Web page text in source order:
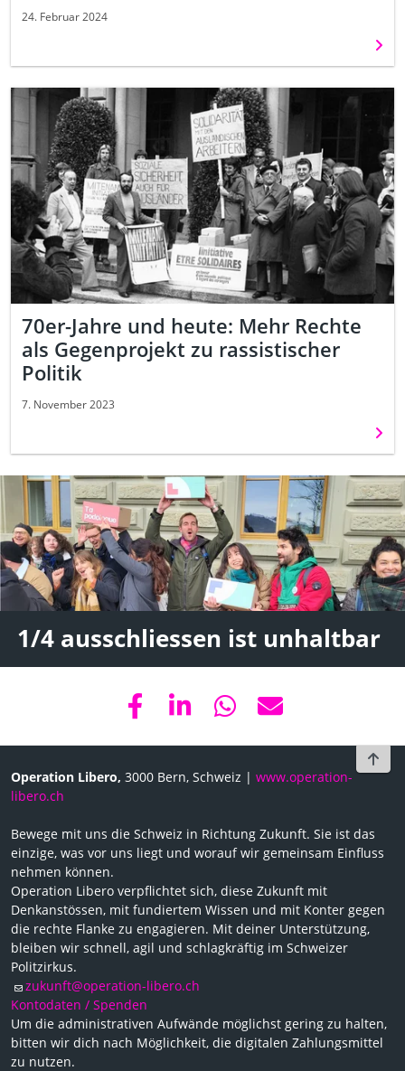
24. Februar 2024
70er-Jahre und heute: Mehr Rechte
als Gegenprojekt zu rassistischer
Politik
7. November 2023
1/4 ausschliessen ist unhaltbar
Operation Libero, 3000 Bern, Schweiz | www.operation-
libero.ch
Bewege mit uns die Schweiz in Richtung Zukunft. Sie ist das
einzige, was vor uns liegt und worauf wir gemeinsam Einfluss
nehmen können.
Operation Libero verpflichtet sich, diese Zukunft mit
Denkanstössen, mit fundiertem Wissen und mit Konter gegen
die rechte Flanke zu engagieren. Mit deiner Unterstützung,
bleiben wir schnell, agil und schlagkräftig im Schweizer
Politzirkus.
zukunft@operation-libero.ch
Kontodaten / Spenden
Um die administrativen Aufwände möglichst gering zu halten,
bitten wir dich nach Möglichkeit, die digitalen Zahlungsmittel
zu nutzen.
To